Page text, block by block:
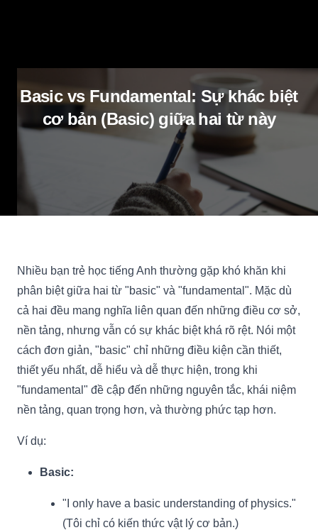
Basic vs Fundamental: Sự khác biệt
cơ bản (Basic) giữa hai từ này
Nhiều bạn trẻ học tiếng Anh thường gặp khó khăn khi
phân biệt giữa hai từ "basic" và "fundamental". Mặc dù
cả hai đều mang nghĩa liên quan đến những điều cơ sở,
nền tảng, nhưng vẫn có sự khác biệt khá rõ rệt. Nói một
cách đơn giản, "basic" chỉ những điều kiện cần thiết,
thiết yếu nhất, dễ hiểu và dễ thực hiện, trong khi
"fundamental" đề cập đến những nguyên tắc, khái niệm
nền tảng, quan trọng hơn, và thường phức tạp hơn.
Ví dụ:
Basic:
"I only have a basic understanding of physics."
(Tôi chỉ có kiến thức vật lý cơ bản.)